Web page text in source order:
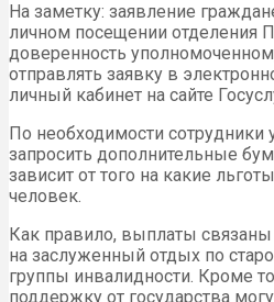
На заметку: заявление
личном посещении отделения
доверенность
отправлять заявку в
личный кабинет на сайте
По необходимости сотрудники
запросить дополнительные
зависит от того на какие
человек.
Как правило, выплаты
на заслуженный отдых по
группы инвалидности. Кроме
поддержку от государства